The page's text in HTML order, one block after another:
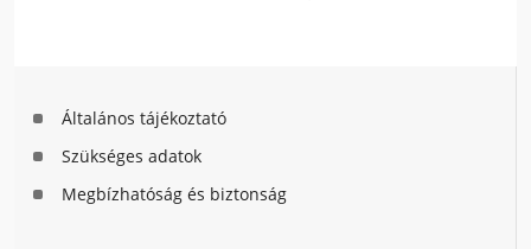
Általános tájékoztató
Szükséges adatok
Megbízhatóság és biztonság